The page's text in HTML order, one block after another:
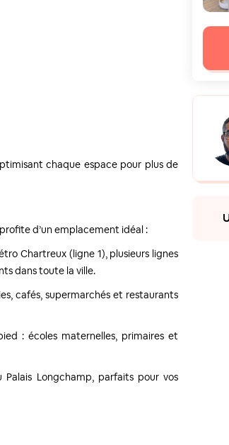
chaque espace pour plus de
d’un emplacement idéal :
Chartreux (ligne 1), plusieurs lignes
dans toute la ville.
cafés, supermarchés et restaurants
: écoles maternelles, primaires et
Longchamp, parfaits pour vos